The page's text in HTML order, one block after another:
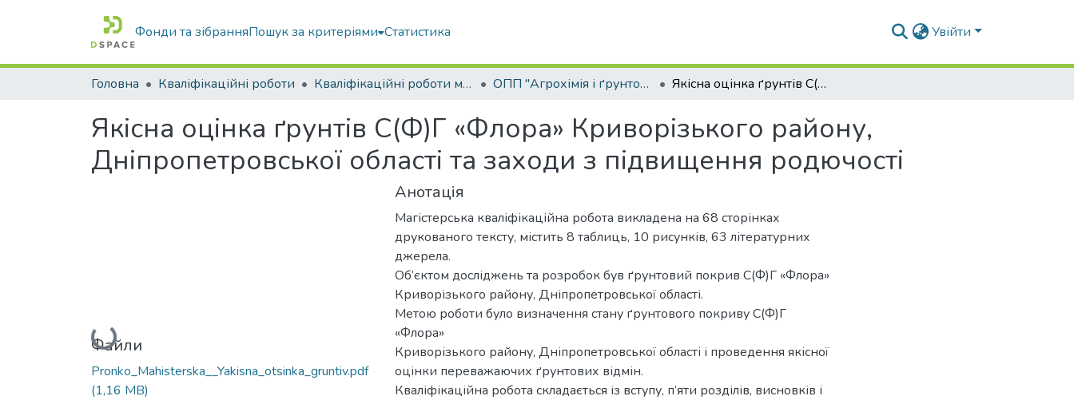
Фонди та зібранняПошук за критеріями Статистика Увійти
Головна Кваліфікаційні роботи Кваліфікаційні роботи магістрів ОПП "Агрохімія і ґрунтознавство" Якісна оцінка ґрунтів С(Ф)Г «Флора» Криворізького району, Дніпропетровської області та заходи з підвищення родючості
Якісна оцінка ґрунтів С(Ф)Г «Флора» Криворізького району,
Дніпропетровської області та заходи з підвищення родючості
Вантажиться...
Файли
Pronko_Mahisterska__Yakisna_otsinka_gruntiv.pdf
(1,16 MB)
Анотація
Магістерська кваліфікаційна робота викладена на 68 сторінках
друкованого тексту, містить 8 таблиць, 10 рисунків, 63 літературних
джерела.
Об’єктом досліджень та розробок був ґрунтовий покрив С(Ф)Г «Флора»
Криворізького району, Дніпропетровської області.
Метою роботи було визначення стану ґрунтового покриву С(Ф)Г
«Флора»
Криворізького району, Дніпропетровської області і проведення якісної
оцінки переважаючих ґрунтових відмін.
Кваліфікаційна робота складається із вступу, п’яти розділів, висновків і